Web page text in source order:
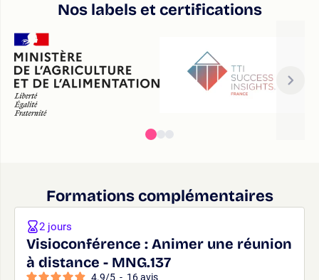
Nos labels et certifications
Formations complémentaires
Visioconférence : Animer une réunion
à distance - MNG.137
4.9/5 - 16avis
2 jours